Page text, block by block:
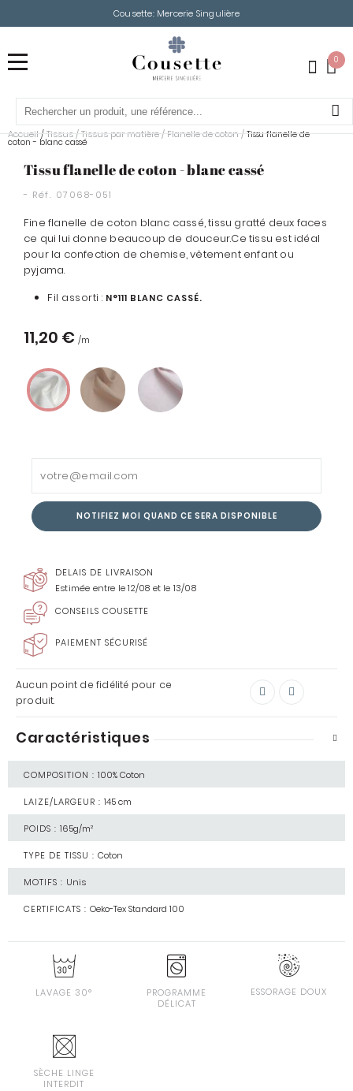
Cousette: Mercerie Singulière
0
Accueil /Tissus/Tissus par matière/Flanelle de coton/Tissu flanelle de
coton - blanc cassé
Tissu flanelle de coton - blanc cassé
- Réf. 07068-051
Fine flanelle de coton blanc cassé, tissu gratté deux faces
ce qui lui donne beaucoup de douceur.Ce tissu est idéal
pour la confection de chemise, vêtement enfant ou
pyjama.
Fil assorti : N°111 BLANC CASSÉ.
11,20 €
NOTIFIEZ MOI QUAND CE SERA DISPONIBLE
DELAIS DE LIVRAISON
Estimée entre le 12/08 et le 13/08
CONSEILS COUSETTE
PAIEMENT SÉCURISÉ
Aucun point de fidélité pour ce
produit.
Caractéristiques
COMPOSITION : 100% Coton
LAIZE/LARGEUR : 145 cm
POIDS : 165g/m²
TYPE DE TISSU : Coton
MOTIFS : Unis
CERTIFICATS : Oeko-Tex Standard 100
LAVAGE 30°
PROGRAMME
DÉLICAT
ESSORAGE DOUX
SÈCHE LINGE
INTERDIT